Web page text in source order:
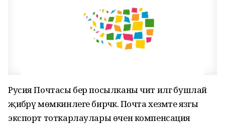
Русия Почтасы бер посылканы чит илгә бушлай
җибәрү мөмкинлеге бирәчәк. Почта хезмәте язгы
экспорт тоткарлаулары өчен компенсация